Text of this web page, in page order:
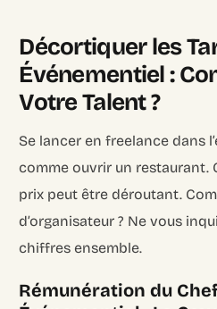
Décortiquer les
Événementiel :
Votre Talent ?
Se lancer en freelance dans
comme ouvrir un restaurant.
prix peut être déroutant.
d’organisateur ? Ne vous
chiffres ensemble.
Rémunération du